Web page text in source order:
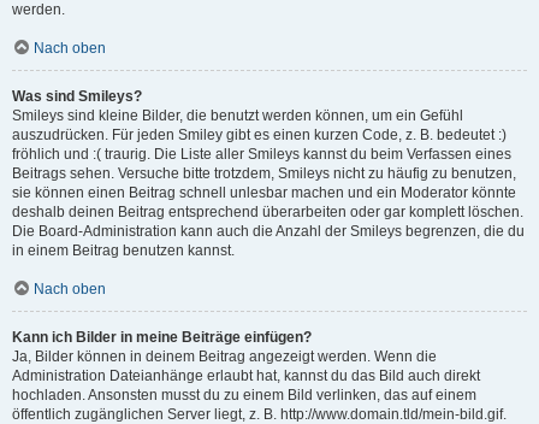
werden.
Nach oben
Was sind Smileys?
Smileys sind kleine Bilder, die benutzt werden können, um ein Gefühl
auszudrücken. Für jeden Smiley gibt es einen kurzen Code, z. B. bedeutet :)
fröhlich und :( traurig. Die Liste aller Smileys kannst du beim Verfassen eines
Beitrags sehen. Versuche bitte trotzdem, Smileys nicht zu häufig zu benutzen,
sie können einen Beitrag schnell unlesbar machen und ein Moderator könnte
deshalb deinen Beitrag entsprechend überarbeiten oder gar komplett löschen.
Die Board-Administration kann auch die Anzahl der Smileys begrenzen, die du
in einem Beitrag benutzen kannst.
Nach oben
Kann ich Bilder in meine Beiträge einfügen?
Ja, Bilder können in deinem Beitrag angezeigt werden. Wenn die
Administration Dateianhänge erlaubt hat, kannst du das Bild auch direkt
hochladen. Ansonsten musst du zu einem Bild verlinken, das auf einem
öffentlich zugänglichen Server liegt, z. B. http://www.domain.tld/mein-bild.gif.